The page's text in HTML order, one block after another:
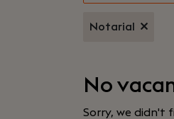
Notarial
No
Sorry, we didn't